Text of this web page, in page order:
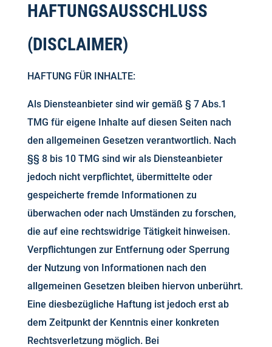
HAFTUNGSAUSSCHLUSS
(DISCLAIMER)
HAFTUNG FÜR INHALTE:
Als Diensteanbieter sind wir gemäß § 7 Abs.1
TMG für eigene Inhalte auf diesen Seiten nach
den allgemeinen Gesetzen verantwortlich. Nach
§§ 8 bis 10 TMG sind wir als Diensteanbieter
jedoch nicht verpflichtet, übermittelte oder
gespeicherte fremde Informationen zu
überwachen oder nach Umständen zu forschen,
die auf eine rechtswidrige Tätigkeit hinweisen.
Verpflichtungen zur Entfernung oder Sperrung
der Nutzung von Informationen nach den
allgemeinen Gesetzen bleiben hiervon unberührt.
Eine diesbezügliche Haftung ist jedoch erst ab
dem Zeitpunkt der Kenntnis einer konkreten
Rechtsverletzung möglich. Bei